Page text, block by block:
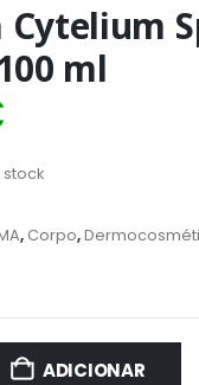
Cytelium
ml
, Corpo,
ADICIONAR